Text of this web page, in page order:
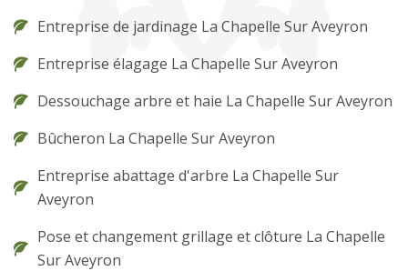
Entreprise de jardinage La Chapelle Sur Aveyron
Entreprise élagage La Chapelle Sur Aveyron
Dessouchage arbre et haie La Chapelle Sur Aveyron
Bûcheron La Chapelle Sur Aveyron
Entreprise abattage d'arbre La Chapelle Sur
Aveyron
Pose et changement grillage et clôture La Chapelle
Sur Aveyron